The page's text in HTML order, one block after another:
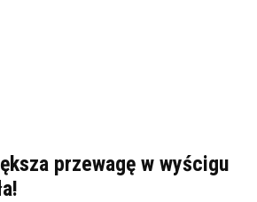
przewagę w wyścigu